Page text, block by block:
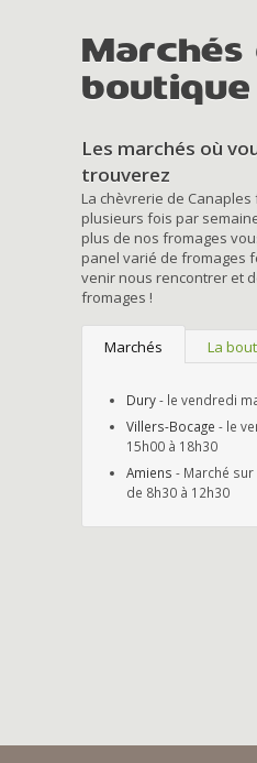
Marchés
boutique
Les marchés où
trouverez
La chèvrerie de
plusieurs fois par
plus de nos fromages
panel varié de fromages
venir nous rencontrer et
fromages !
Marchés La
Dury- le vendredi
Villers-Bocage - le
15h00 à 18h30
Amiens - Marché sur
de 8h30 à 12h30